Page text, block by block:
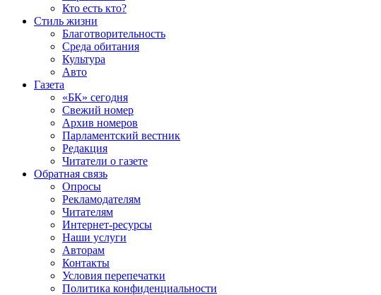
Кто есть кто?
Стиль жизни
Благотворительность
Среда обитания
Культура
Авто
Газета
«БК» сегодня
Свежий номер
Архив номеров
Парламентский вестник
Редакция
Читатели о газете
Обратная связь
Опросы
Рекламодателям
Читателям
Интернет-ресурсы
Наши услуги
Авторам
Контакты
Условия перепечатки
Политика конфиденциальности